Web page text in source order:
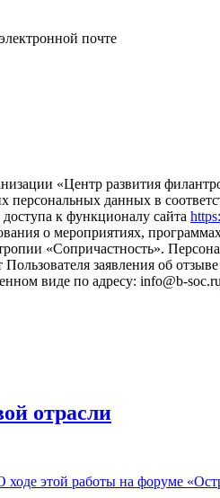
почте
«Центр развития
персональных данных в
к функционалу сайта
о мероприятиях,
«Сопричастность».
заявления об
виде по адресу: info@b-
отрасли
этой работы на форуме